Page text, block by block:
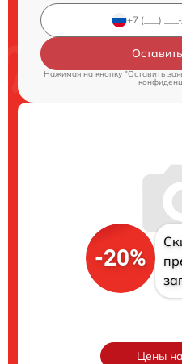
Нажимая на кнопку "Оставить
-20%
Цены